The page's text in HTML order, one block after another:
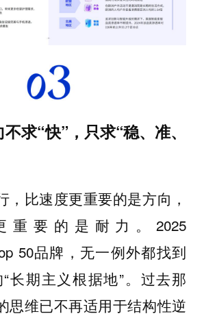
求“快”，只求“稳、准、
，比速度更重要的是方向，
重要的是耐力。2025
50品牌，无一例外都找到
长期主义根据地”。过去那
思维已不再适用于结构性逆